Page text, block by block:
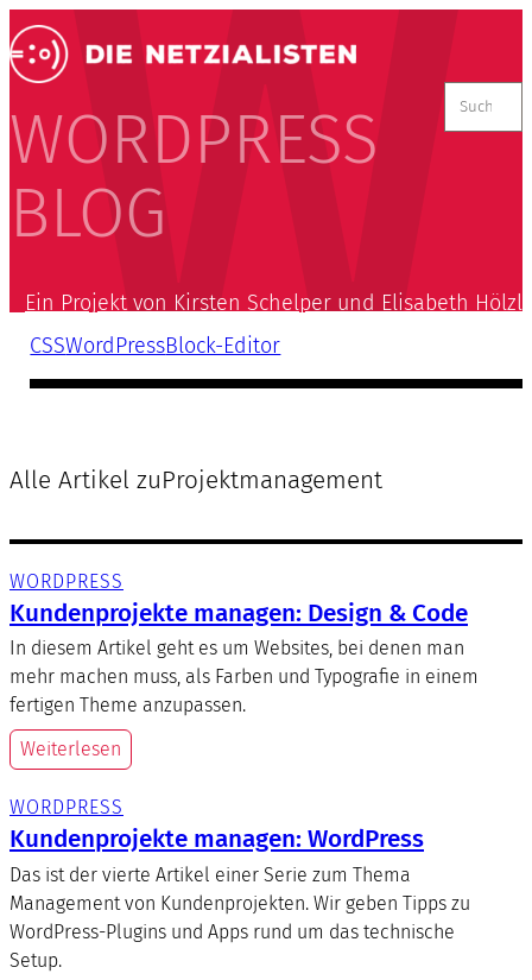
WORDPRESS
BLOG
nach:
Ein Projekt von Kirsten Schelper und Elisabeth Hölzl
CSSWordPressBlock-Editor
Alle Artikel zuProjektmanagement
WORDPRESS
Kundenprojekte managen: Design & Code
In diesem Artikel geht es um Websites, bei denen man
mehr machen muss, als Farben und Typografie in einem
fertigen Theme anzupassen.
Weiterlesen
WORDPRESS
Kundenprojekte managen: WordPress
Das ist der vierte Artikel einer Serie zum Thema
Management von Kundenprojekten. Wir geben Tipps zu
WordPress-Plugins und Apps rund um das technische
Setup.